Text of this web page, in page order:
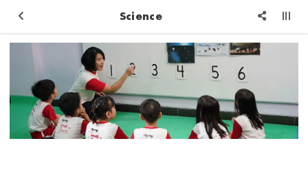
Science